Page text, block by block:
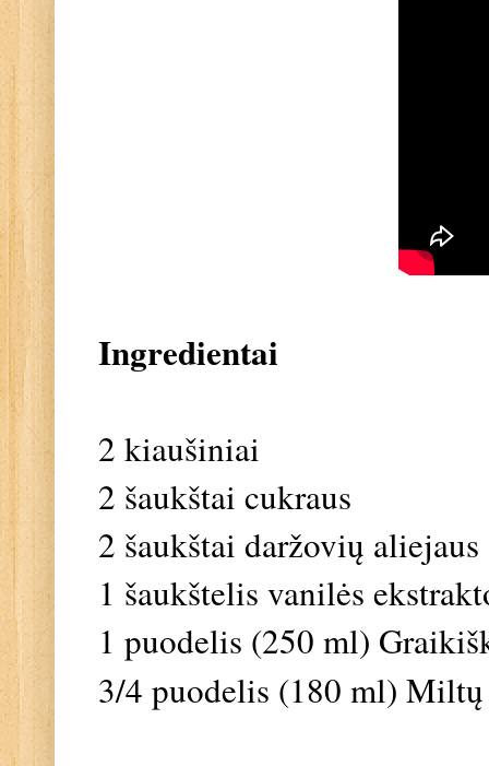
Ingredientai
2 kiaušiniai
2 šaukštai cukraus
2 šaukštai daržovių
1 šaukštelis vanilės
1 puodelis (250 ml)
3/4 puodelis (180 ml)